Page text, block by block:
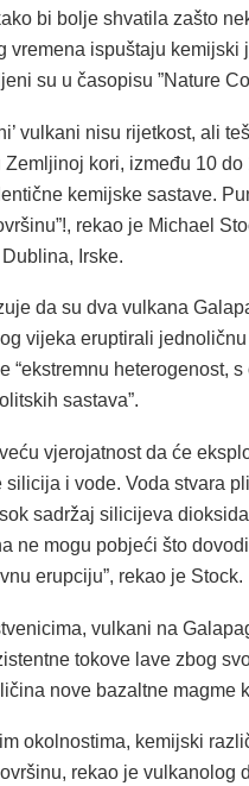
bi bolje shvatila zašto
vremena ispuštaju
su u časopisu ”Nature
vulkani nisu rijetkost, ali
Zemljinoj kori, između 10
kemijske sastave.
rekao je Michael
Irske.
da su dva vulkana
vijeka eruptirali
“ekstremnu heterogenost,
sastava”.
vjerojatnost da će
silicija i vode. Voda stvara
sadržaj silicijeva
ne mogu pobjeći što
erupciju”, rekao je Stock.
vulkani na
tokove lave zbog
nove bazaltne magme
okolnostima, kemijski
rekao je vulkanolog